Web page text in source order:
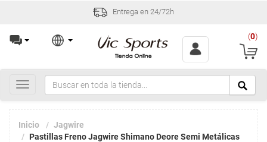
Entrega en 24/72h
(0)
Toggle
navigation
Inicio
Jagwire
Pastillas Freno Jagwire Shimano Deore Semi Metálicas